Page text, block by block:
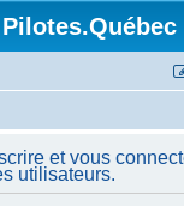
Pilotes.Québec
et vous
utilisateurs.